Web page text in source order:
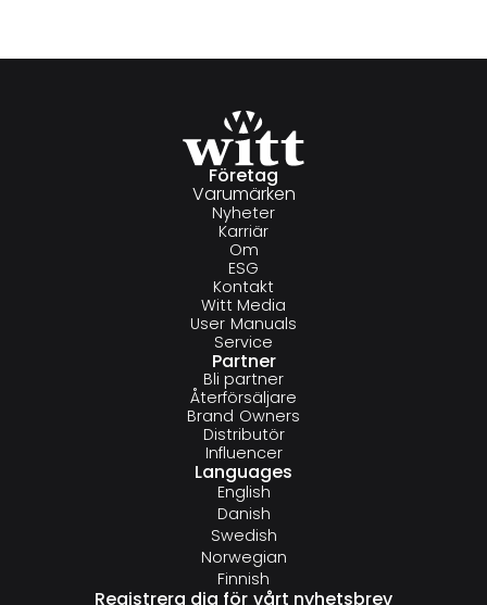
Företag
Varumärken
Nyheter
Karriär
Om
ESG
Kontakt
Witt Media
User Manuals
Service
Partner
Bli partner
Återförsäljare
Brand Owners
Distributör
Influencer
Languages
English
Danish
Swedish
Norwegian
Finnish
Registrera dig för vårt nyhetsbrev